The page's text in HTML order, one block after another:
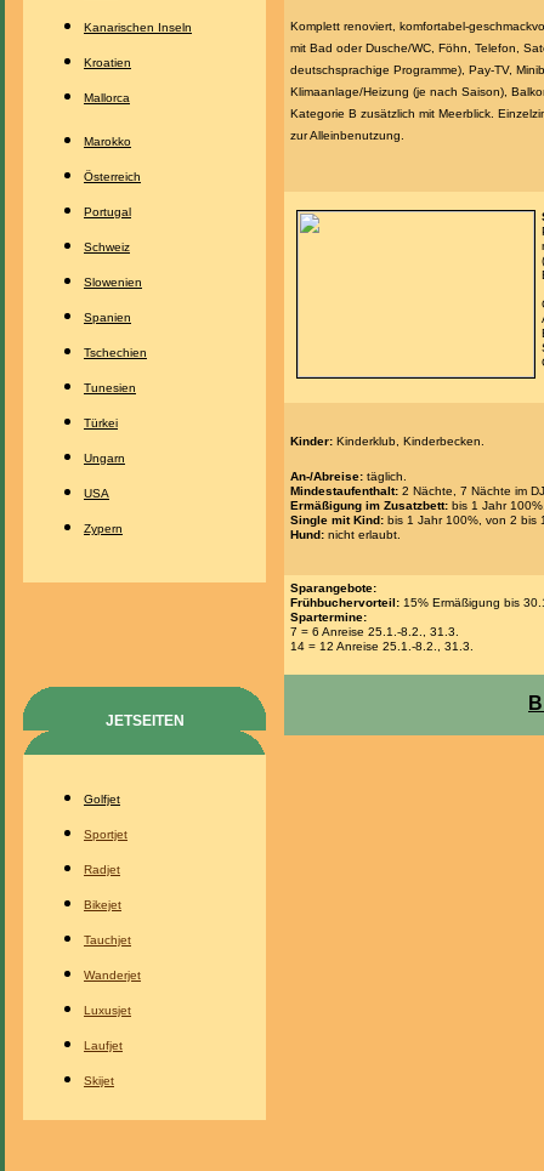
Kanarischen Inseln
Kroatien
Mallorca
Marokko
Österreich
Portugal
Schweiz
Slowenien
Spanien
Tschechien
Tunesien
Türkei
Ungarn
USA
Zypern
JETSEITEN
Golfjet
Sportjet
Radjet
Bikejet
Tauchjet
Wanderjet
Luxusjet
Laufjet
Skijet
Komplett renoviert, komfortabel-
mit Bad oder Dusche/WC, Föhn, Telefon,
deutschsprachige Programme), Pay-TV,
Klimaanlage/Heizung (je nach Saison),
Kategorie B zusätzlich mit Meerblick.
zur Alleinbenutzung.
Kinder: Kinderklub, Kinderbecken.
An-/Abreise: täglich.
Mindestaufenthalt: 2 Nächte, 7 Nächte im
Ermäßigung im Zusatzbett: bis 1 Jahr
Single mit Kind: bis 1 Jahr 100%, von 2 bis
Hund: nicht erlaubt.
Sparangebote:
Frühbuchervorteil: 15% Ermäßigung bis
Spartermine:
7 = 6 Anreise 25.1.-8.2., 31.3.
14 = 12 Anreise 25.1.-8.2., 31.3.